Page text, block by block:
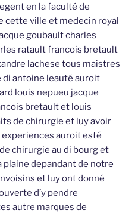
en la faculté de
cette ville et medecin royal
goubault charles
ratault francois bretault
lachese tous maistres
antoine leauté auroit
louis nepueu jacque
bretault et louis
de chirurgie et luy avoir
auroit esté
chirurgie au di bourg et
plaine depandant de notre
et luy ont donné
d’y pendre
autre marques de